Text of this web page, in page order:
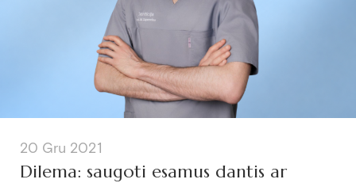
20 Gru 2021
Dilema: saugoti esamus dantis ar